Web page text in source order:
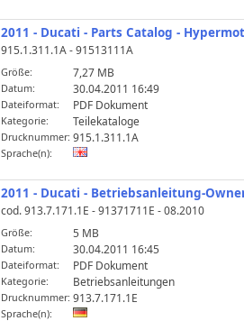
2011 - Ducati - Parts Catalog -
915.1.311.1A - 91513111A
Größe: 7,27 MB
Datum: 30.04.2011 16:49
Dateiformat: PDF Dokument
Kategorie: Teilekataloge
Drucknummer: 915.1.311.1A
Sprache(n):
2011 - Ducati - Betriebsanleitung-
cod. 913.7.171.1E - 91371711E - 08.2010
Größe: 5 MB
Datum: 30.04.2011 16:45
Dateiformat: PDF Dokument
Kategorie: Betriebsanleitungen
Drucknummer: 913.7.171.1E
Sprache(n):